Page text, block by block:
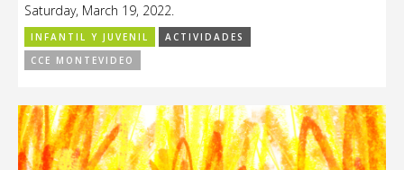
Saturday, March 19, 2022.
INFANTIL Y JUVENIL
ACTIVIDADES
CCE MONTEVIDEO